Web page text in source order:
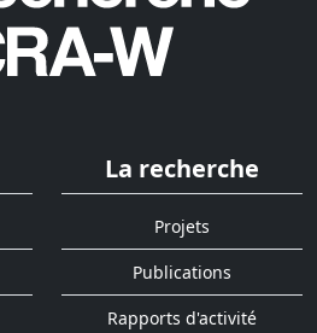
La recherche
Projets
Publications
Rapports d'activité